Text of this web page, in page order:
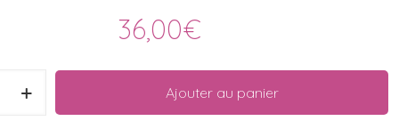
36,00€
Ajouter au panier